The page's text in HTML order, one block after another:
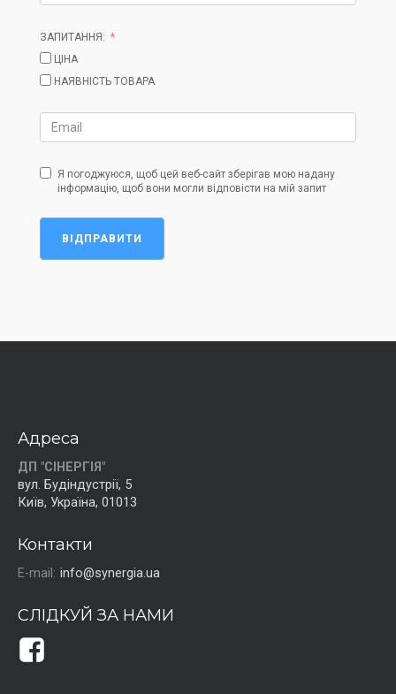
ЗАПИТАННЯ:
ЦІНА
НАЯВНІСТЬ ТОВАРА
Я погоджуюся, щоб цей веб-сайт зберігав мою надану
інформацію, щоб вони могли відповісти на мій запит
ВІДПРАВИТИ
Адреса
ДП "СІНЕРГІЯ"
вул. Будіндустрії, 5
Київ, Україна, 01013
Контакти
E-mail: info@synergia.ua
СЛІДКУЙ ЗА НАМИ